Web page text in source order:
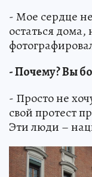
- Мое сердце
остаться
- Почему? Вы
- Просто не
свой протест
Эти люди –